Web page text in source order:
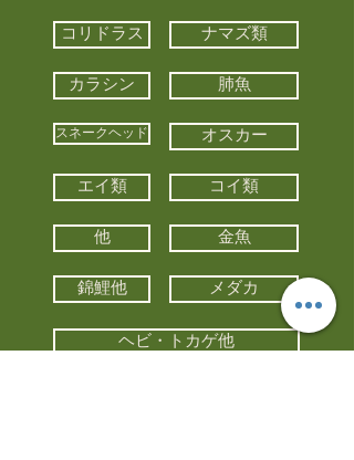
コリドラス ナマズ類
カラシン 肺魚
スネークヘッド オスカー
エイ類 コイ類
他 金魚
錦鯉他 メダカ
ヘビ・トカゲ他